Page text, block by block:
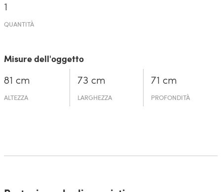
1
QUANTITÀ
Misure dell'oggetto
81 cm
ALTEZZA
73 cm
LARGHEZZA
71 cm
PROFONDITÀ